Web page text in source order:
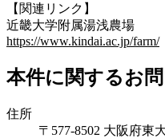
【関連リンク】
近畿大学附属湯浅農場
https://www.kindai.ac.jp/farm/
本件に関するお
住所
〒577-8502 大阪府東